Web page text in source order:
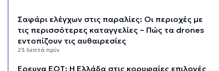
Σαφάρι ελέγχων στις παραλίες: Οι περιοχές με
τις περισσότερες καταγγελίες – Πώς τα drones
εντοπίζουν τις αυθαιρεσίες
23 λεπτά πρίν
Έρευνα ΕΟΤ: Η Ελλάδα στις κορυφαίες επιλογές